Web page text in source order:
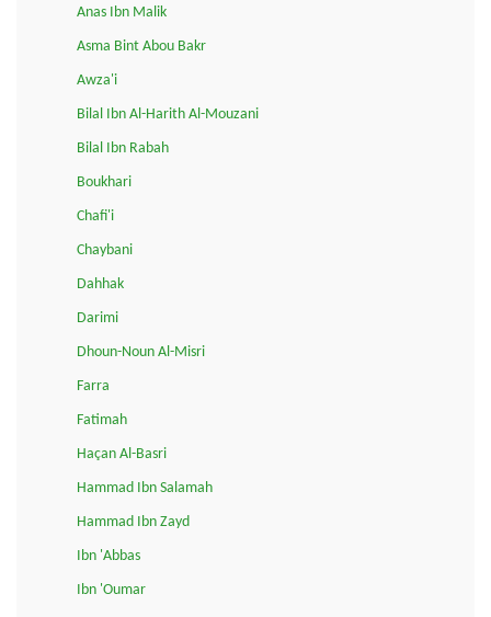
Anas Ibn Malik
Asma Bint Abou Bakr
Awza'i
Bilal Ibn Al-Harith Al-Mouzani
Bilal Ibn Rabah
Boukhari
Chafi'i
Chaybani
Dahhak
Darimi
Dhoun-Noun Al-Misri
Farra
Fatimah
Haçan Al-Basri
Hammad Ibn Salamah
Hammad Ibn Zayd
Ibn 'Abbas
Ibn 'Oumar